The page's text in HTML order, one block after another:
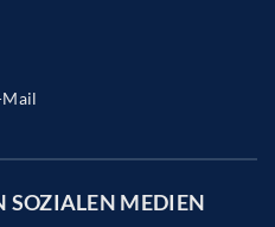
Mail
SOZIALEN MEDIEN